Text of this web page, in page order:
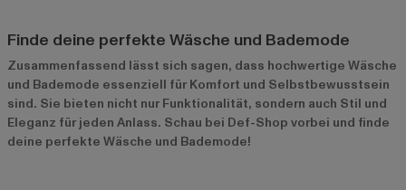
Finde deine perfekte Wäsche und Bademode
Zusammenfassend lässt sich sagen, dass hochwertige Wäsche
und Bademode essenziell für Komfort und Selbstbewusstsein
sind. Sie bieten nicht nur Funktionalität, sondern auch Stil und
Eleganz für jeden Anlass. Schau bei Def-Shop vorbei und finde
deine perfekte Wäsche und Bademode!